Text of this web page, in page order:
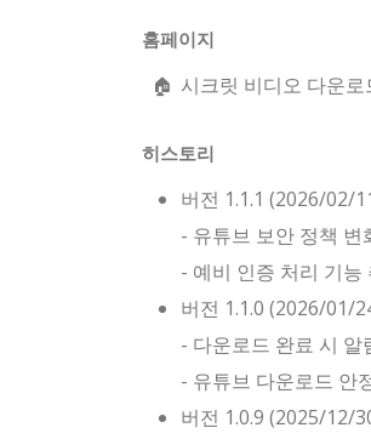
홈페이지
시크릿 비디오 다운로
히스토리
버전 1.1.1 (2026/02/
- 유튜브 보안 정책
- 예비 인증 처리 기
버전 1.1.0 (2026/01/
- 다운로드 완료 시 알
- 유튜브 다운로드 안
버전 1.0.9 (2025/12/